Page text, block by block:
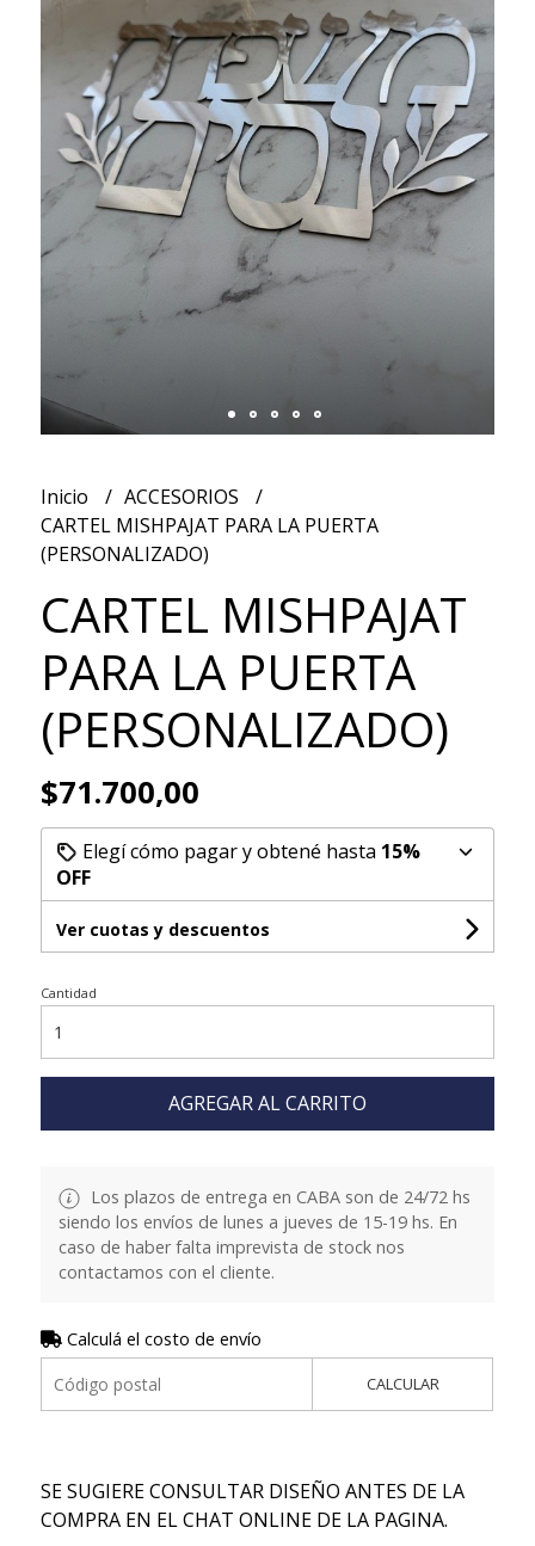
Inicio
ACCESORIOS
CARTEL MISHPAJAT PARA LA PUERTA
(PERSONALIZADO)
CARTEL MISHPAJAT
PARA LA PUERTA
(PERSONALIZADO)
$71.700,00
Elegí cómo pagar y obtené hasta 15%
OFF
Ver cuotas y descuentos
Cantidad
AGREGAR AL CARRITO
Los plazos de entrega en CABA son de 24/72 hs
siendo los envíos de lunes a jueves de 15-19 hs. En
caso de haber falta imprevista de stock nos
contactamos con el cliente.
Calculá el costo de envío
CALCULAR
SE SUGIERE CONSULTAR DISEÑO ANTES DE LA
COMPRA EN EL CHAT ONLINE DE LA PAGINA.